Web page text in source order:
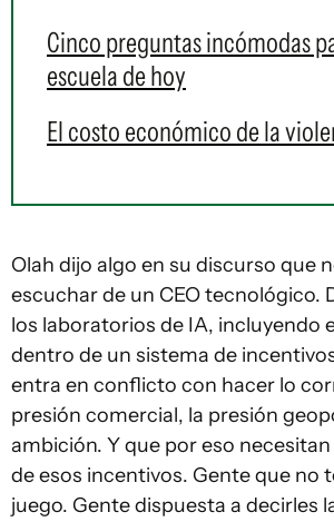
Cinco preguntas incómodas
escuela de hoy
El costo económico de la
Olah dijo algo en su discurso que
escuchar de un CEO tecnológico.
los laboratorios de IA, incluyendo
dentro de un sistema de
entra en conflicto con hacer lo
presión comercial, la presión
ambición. Y que por eso
de esos incentivos. Gente que no
juego. Gente dispuesta a decirles